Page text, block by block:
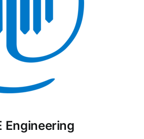
Engineering
Engineering